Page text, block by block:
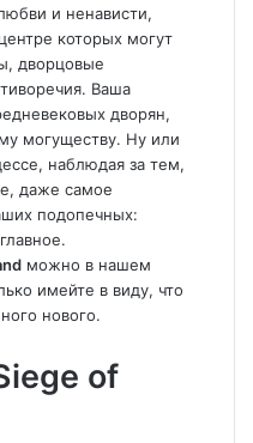
и ненависти,
которых могут
дворцовые
Ваша
дворян,
могуществу. Ну или
наблюдая за тем,
даже самое
подопечных:
можно в нашем
имейте в виду, что
нового.
of